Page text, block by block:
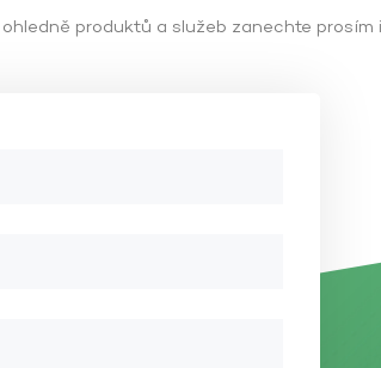
produktů a služeb zanechte